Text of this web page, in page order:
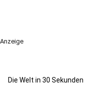
Anzeige
Die Welt in 30 Sekunden